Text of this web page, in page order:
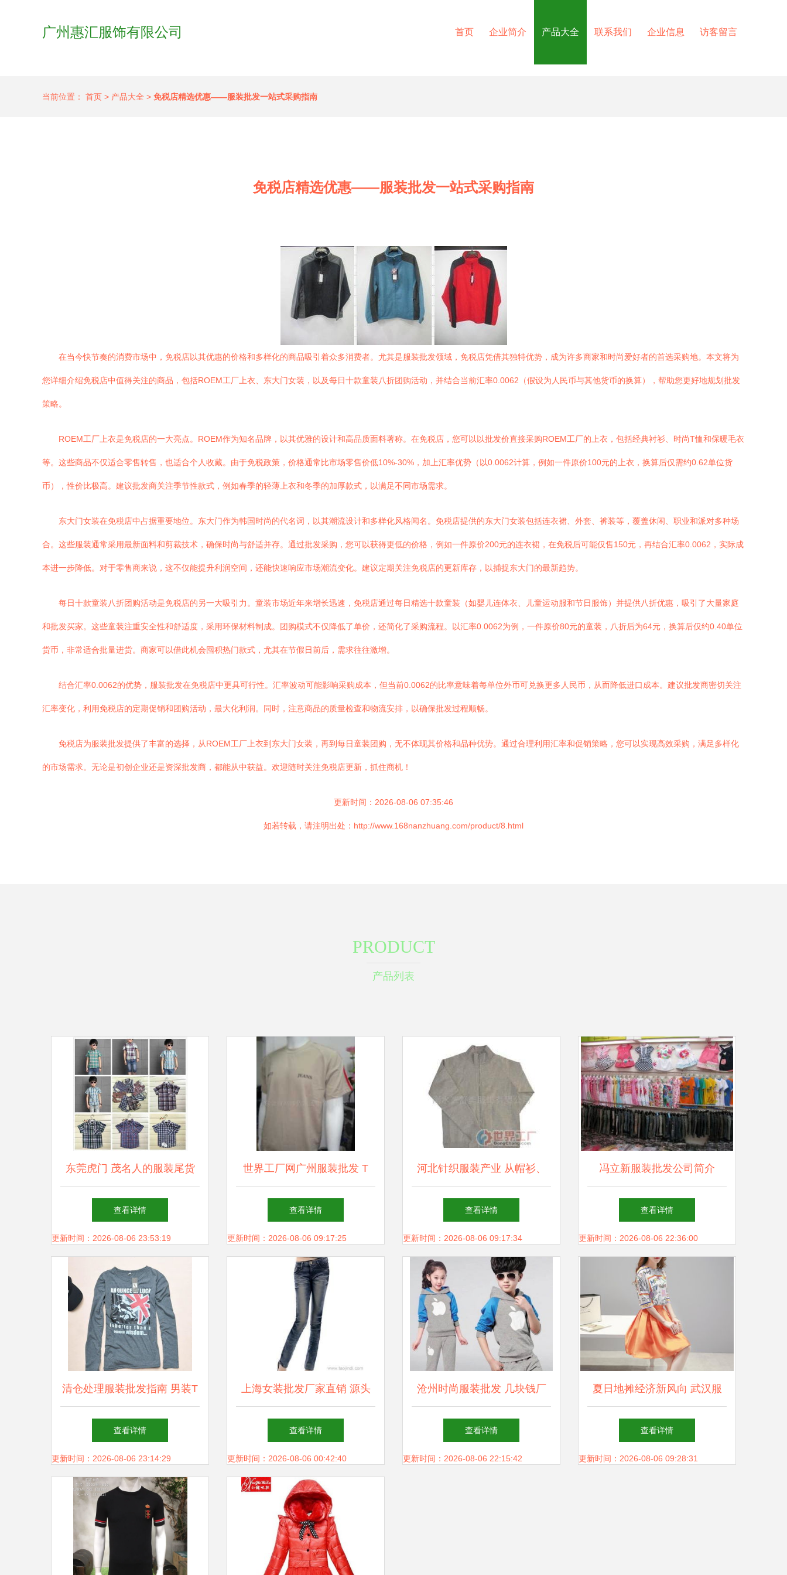
广州惠汇服饰有限公司 首页 企业简介 产品大全 联系我们 企业信息 访客留言
当前位置： 首页 > 产品大全 > 免税店精选优惠——服装批发一站式采购指南
免税店精选优惠——服装批发一站式采购指南
在当今快节奏的消费市场中，免税店以其优惠的价格和多样化的商品吸引着众多消费者。尤其是服装批发领域，免税店凭借其独特优势，成为许多商家和时尚爱好者的首选采购地。本文将为
您详细介绍免税店中值得关注的商品，包括ROEM工厂上衣、东大门女装，以及每日十款童装八折团购活动，并结合当前汇率0.0062（假设为人民币与其他货币的换算），帮助您更好地规划批发
策略。
ROEM工厂上衣是免税店的一大亮点。ROEM作为知名品牌，以其优雅的设计和高品质面料著称。在免税店，您可以以批发价直接采购ROEM工厂的上衣，包括经典衬衫、时尚T恤和保暖毛衣
等。这些商品不仅适合零售转售，也适合个人收藏。由于免税政策，价格通常比市场零售价低10%-30%，加上汇率优势（以0.0062计算，例如一件原价100元的上衣，换算后仅需约0.62单位货
币），性价比极高。建议批发商关注季节性款式，例如春季的轻薄上衣和冬季的加厚款式，以满足不同市场需求。
东大门女装在免税店中占据重要地位。东大门作为韩国时尚的代名词，以其潮流设计和多样化风格闻名。免税店提供的东大门女装包括连衣裙、外套、裤装等，覆盖休闲、职业和派对多种场
合。这些服装通常采用最新面料和剪裁技术，确保时尚与舒适并存。通过批发采购，您可以获得更低的价格，例如一件原价200元的连衣裙，在免税后可能仅售150元，再结合汇率0.0062，实际成
本进一步降低。对于零售商来说，这不仅能提升利润空间，还能快速响应市场潮流变化。建议定期关注免税店的更新库存，以捕捉东大门的最新趋势。
每日十款童装八折团购活动是免税店的另一大吸引力。童装市场近年来增长迅速，免税店通过每日精选十款童装（如婴儿连体衣、儿童运动服和节日服饰）并提供八折优惠，吸引了大量家庭
和批发买家。这些童装注重安全性和舒适度，采用环保材料制成。团购模式不仅降低了单价，还简化了采购流程。以汇率0.0062为例，一件原价80元的童装，八折后为64元，换算后仅约0.40单位
货币，非常适合批量进货。商家可以借此机会囤积热门款式，尤其在节假日前后，需求往往激增。
结合汇率0.0062的优势，服装批发在免税店中更具可行性。汇率波动可能影响采购成本，但当前0.0062的比率意味着每单位外币可兑换更多人民币，从而降低进口成本。建议批发商密切关注
汇率变化，利用免税店的定期促销和团购活动，最大化利润。同时，注意商品的质量检查和物流安排，以确保批发过程顺畅。
免税店为服装批发提供了丰富的选择，从ROEM工厂上衣到东大门女装，再到每日童装团购，无不体现其价格和品种优势。通过合理利用汇率和促销策略，您可以实现高效采购，满足多样化
的市场需求。无论是初创企业还是资深批发商，都能从中获益。欢迎随时关注免税店更新，抓住商机！
更新时间：2026-08-06 07:35:46
如若转载，请注明出处：http://www.168nanzhuang.com/product/8.html
PRODUCT
产品列表
东莞虎门 茂名人的服装尾货
批发地摊江湖
查看详情
更新时间：2026-08-06 23:53:19
世界工厂网广州服装批发 T
恤、牛仔与韩版服装的采购天
堂
查看详情
更新时间：2026-08-06 09:17:25
河北针织服装产业 从帽衫、
卫衣到男装女上装的批发新机
遇
查看详情
更新时间：2026-08-06 09:17:34
冯立新服装批发公司简介
查看详情
更新时间：2026-08-06 22:36:00
清仓处理服装批发指南 男装T
恤圆领长袖厂家尾单尾货价格
与图片解析
查看详情
更新时间：2026-08-06 23:14:29
上海女装批发厂家直销 源头
直供，一站式采购指南
查看详情
更新时间：2026-08-06 00:42:40
沧州时尚服装批发 几块钱厂
家直销背后的质量博弈与广州
二手母婴儿童用品市场的商机
查看详情
更新时间：2026-08-06 22:15:42
夏日地摊经济新风向 武汉服
装批发厂家直销热销女装货源
全解析
查看详情
更新时间：2026-08-06 09:28:31